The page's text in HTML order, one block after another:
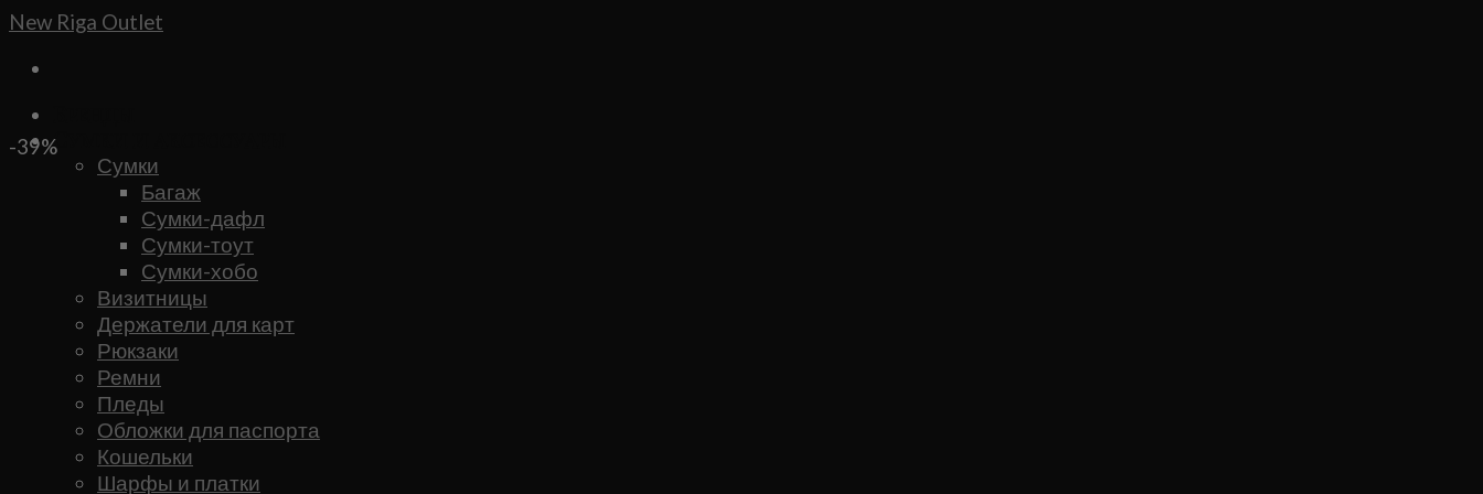
Skip
content
New Riga Outlet
Сумки и аксессуары
Сумки
Багаж
Сумки-дафл
Сумки-тоут
Сумки-хобо
Визитницы
Держатели для карт
Рюкзаки
Ремни
Пледы
Обложки для паспорта
Кошельки
Шарфы и платки
-39%